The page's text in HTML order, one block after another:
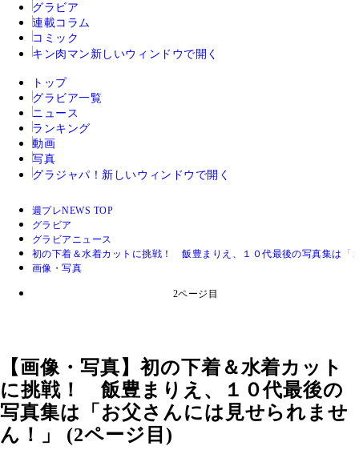
グラビア
連載コラム
コミック
キン肉マン 新しいウィンドウで開く
トップ
グラビア一覧
ニュース
ランキング
動画
写真
グラジャパ！ 新しいウィンドウで開く
週プレNEWS TOP
グラビア
グラビアニュース
初の下着＆水着カットに挑戦！ 飯豊まりえ、１０代最後の写真集は「
画像・写真
2ページ目
【画像・写真】初の下着＆水着カット
に挑戦！ 飯豊まりえ、１０代最後の
写真集は「お父さんには見せられませ
ん！」 (2ページ目)